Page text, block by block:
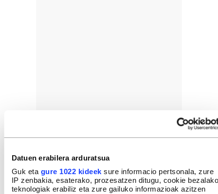
Datuen erabilera arduratsua
Guk eta gure 1022 kideek sure informacio pertsonala, zure
IP zenbakia, esaterako, prozesatzen ditugu, cookie bezalako
teknologiak erabiliz eta zure gailuko informazioak azitzen